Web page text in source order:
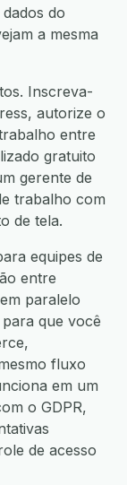
do
a mesma
Inscreva-
autorize o
entre
gratuito
gerente de
trabalho com
de tela.
equipes de
entre
paralelo
para que você
fluxo
em um
o GDPR,
de acesso